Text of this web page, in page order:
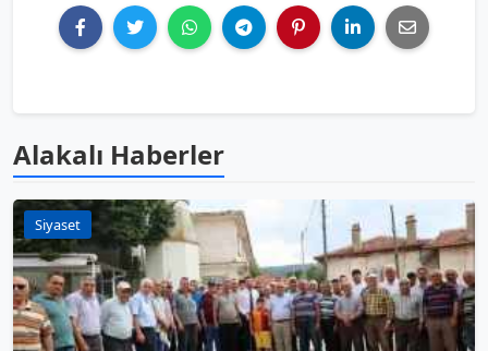
Alakalı Haberler
Siyaset